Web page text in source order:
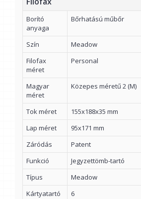
Borító
anyaga
Bőrhatású műbőr
Szín
Meadow
Filofax
méret
Personal
Magyar
méret
Közepes méretű 2 (M)
Tok méret
155x188x35 mm
Lap méret
95x171 mm
Záródás
Patent
Funkció
Jegyzettömb-tartó
Típus
Meadow
Kártyatartó
6